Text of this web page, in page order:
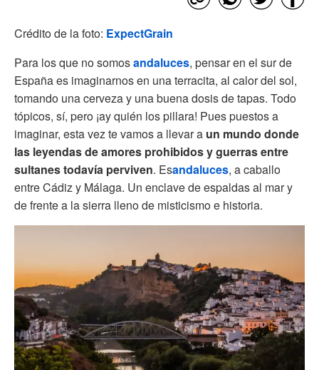
Crédito de la foto: ExpectGrain
Para los que no somosandaluces, pensar en el sur de
España es imaginarnos en una terracita, al calor del sol,
tomando una cerveza y una buena dosis de tapas. Todo
tópicos, sí, pero ¡ay quién los pillara! Pues puestos a
imaginar, esta vez te vamos a llevar a un mundo donde
las leyendas de amores prohibidos y guerras entre
sultanes todavía perviven. Esandaluces, a caballo
entre Cádiz y Málaga. Un enclave de espaldas al mar y
de frente a la sierra lleno de misticismo e historia.